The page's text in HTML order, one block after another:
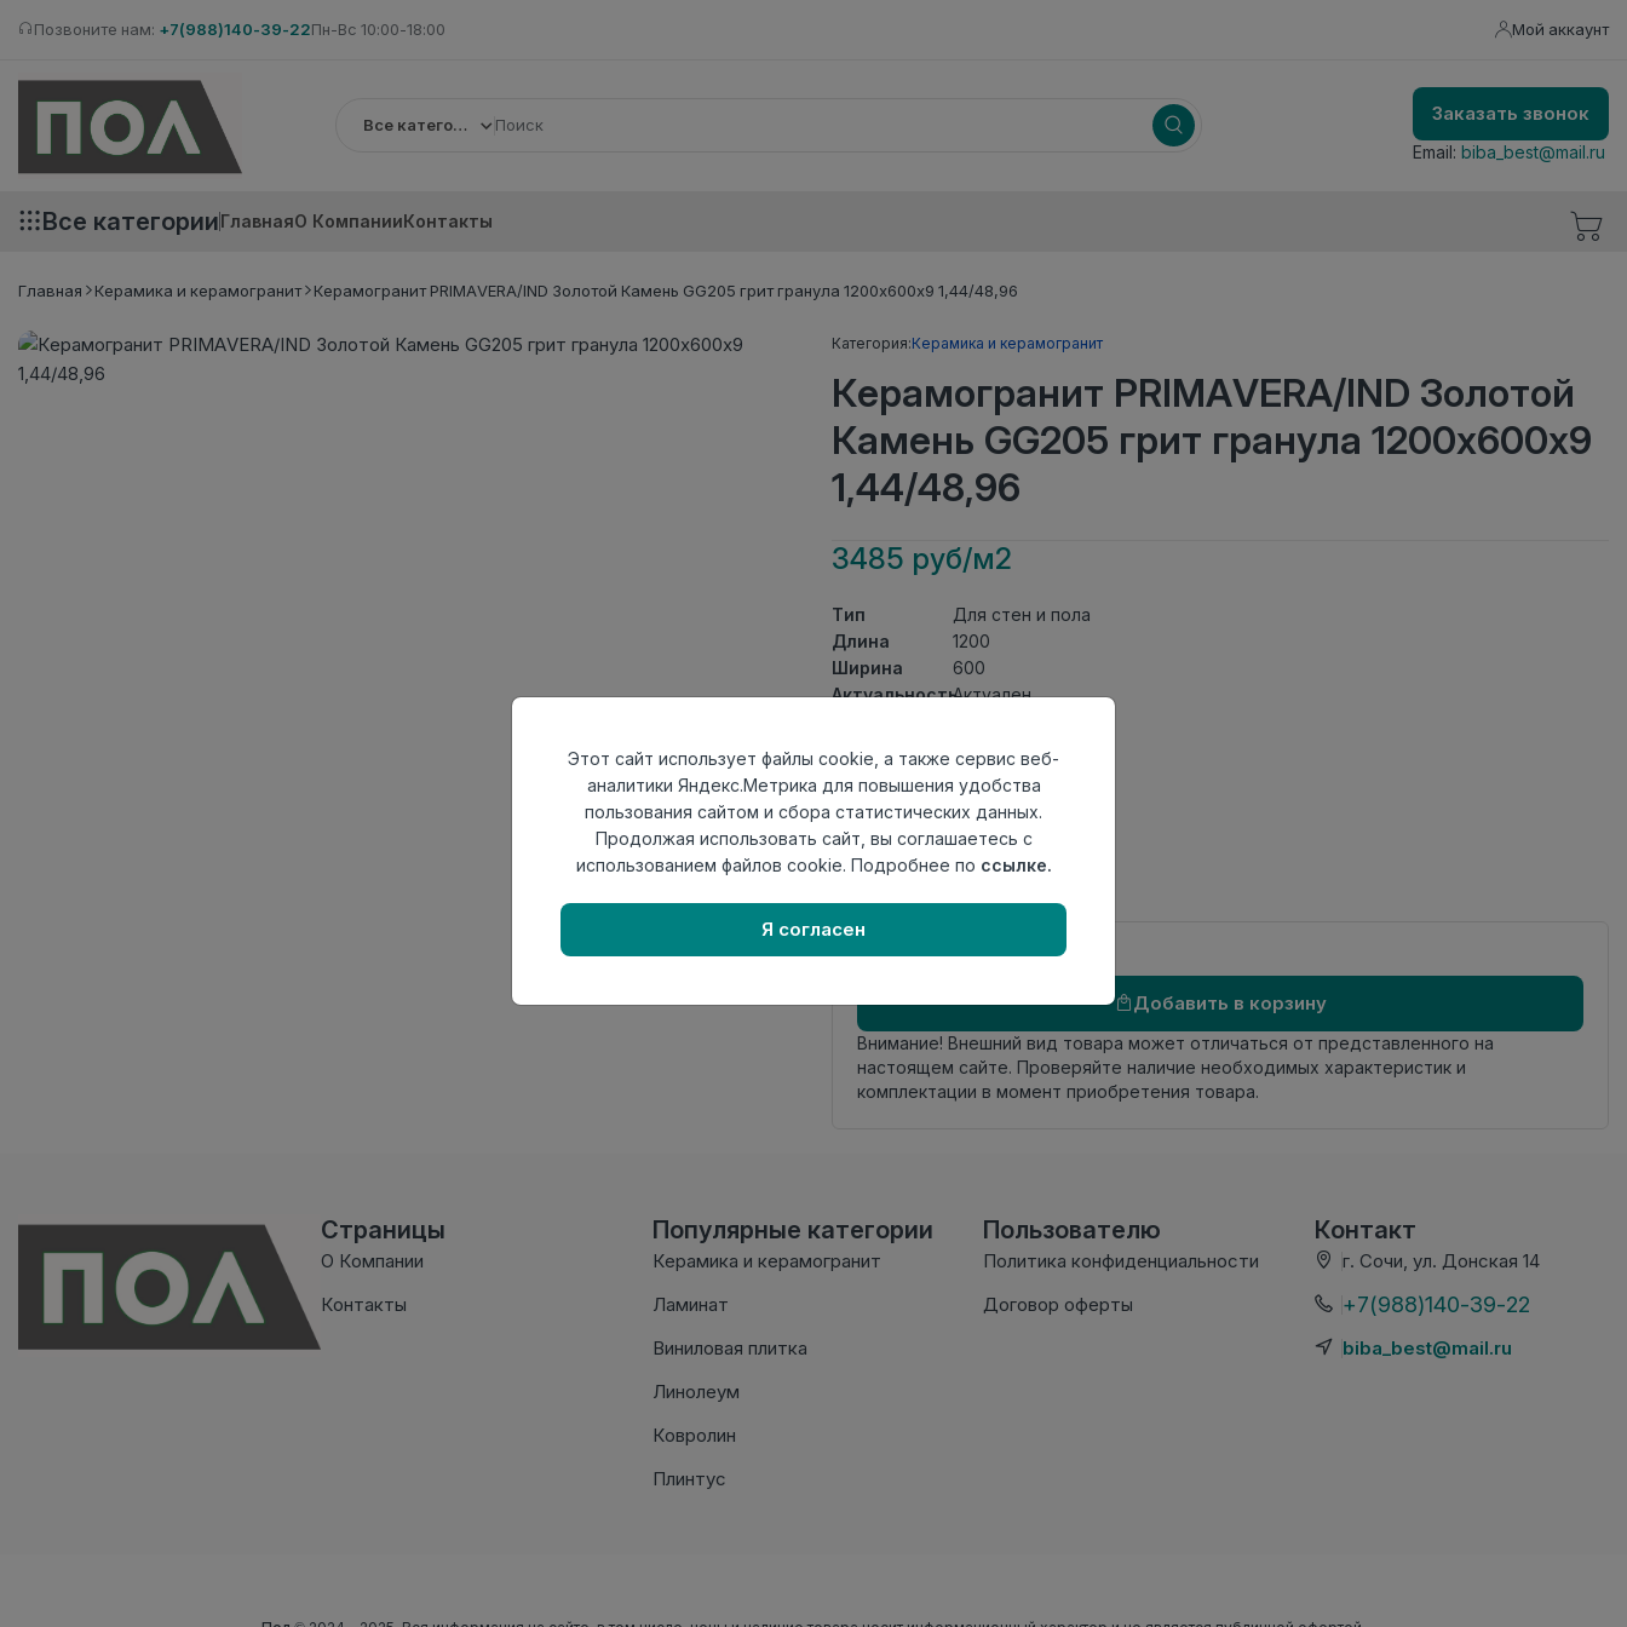
Позвоните нам: +7(988)140-39-22Пн-Вс 10:00-18:00 Мой аккаунт
Все категории
Заказать звонок
Email: biba_best@mail.ru
Все категорииГлавнаяО КомпанииКонтакты
Главная Керамика и керамогранит Керамогранит PRIMAVERA/IND Золотой Камень GG205 грит гранула 1200х600х9 1,44/48,96
Категория:Керамика и керамогранит
Керамогранит PRIMAVERA/IND Золотой
Камень GG205 грит гранула 1200х600х9
1,44/48,96
3485 руб/м2
Тип
Для стен и пола
Длина
1200
Ширина
600
АктуальностьАктуален
группа
Толщина
Поверхность
грит гранула
Страна
происхождения
Индия
Номер
комплекта
Осталось709 шт
Добавить в корзину
Внимание! Внешний вид товара может отличаться от представленного на
настоящем сайте. Проверяйте наличие необходимых характеристик и
комплектации в момент приобретения товара.
Страницы
О Компании
Контакты
Популярные категории
Керамика и керамогранит
Ламинат
Виниловая плитка
Линолеум
Ковролин
Плинтус
Пользователю
Политика конфиденциальности
Договор оферты
Контакт
г. Сочи, ул. Донская 14
+7(988)140-39-22
biba_best@mail.ru
Этот сайт использует файлы cookie, а также сервис веб-
аналитики Яндекс.Метрика для повышения удобства
пользования сайтом и сбора статистических данных.
Продолжая использовать сайт, вы соглашаетесь с
использованием файлов cookie. Подробнее по ссылке.
Я согласен